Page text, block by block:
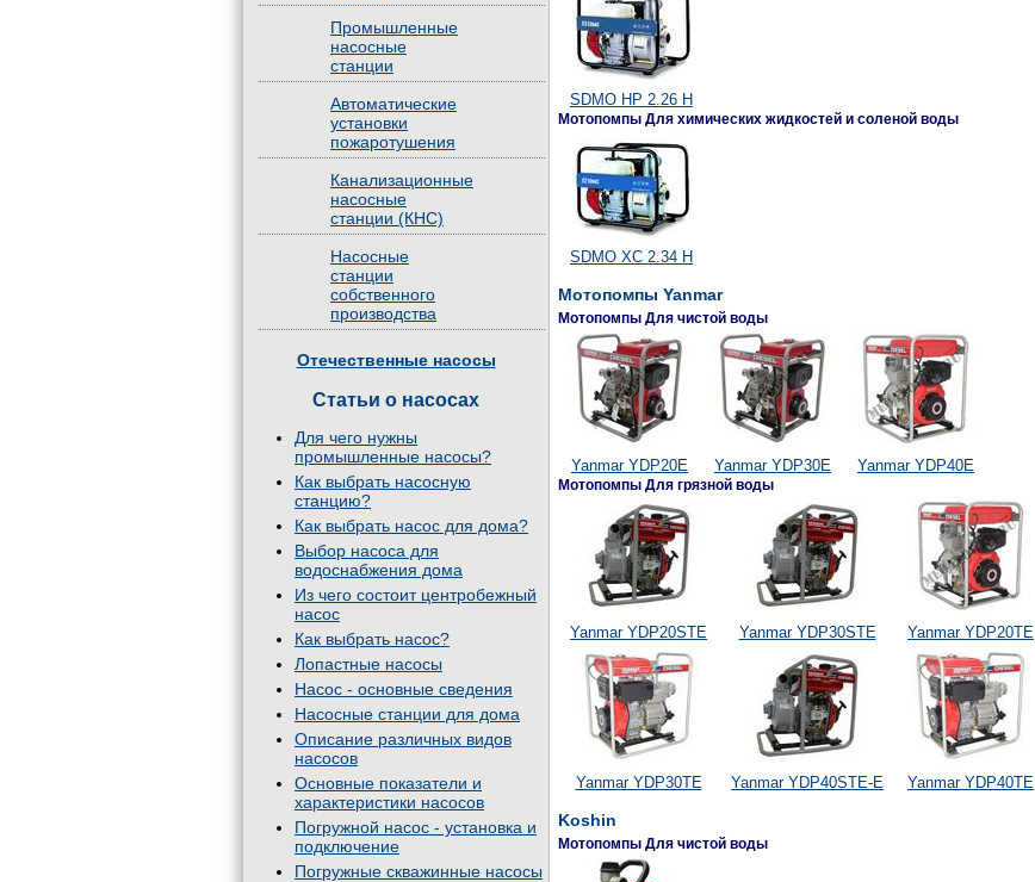
Промышленные
насосные
станции
Автоматические
установки
пожаротушения
Канализационные
насосные
станции (КНС)
Насосные
станции
собственного
производства
Отечественные насосы
Статьи о насосах
Для чего нужны
промышленные насосы?
Как выбрать насосную
станцию?
Как выбрать насос для дома?
Выбор насоса для
водоснабжения дома
Из чего состоит центробежный
насос
Как выбрать насос?
Лопастные насосы
Насос - основные сведения
Насосные станции для дома
Описание различных видов
насосов
Основные показатели и
характеристики насосов
Погружной насос - установка и
подключение
Погружные скважинные насосы
SDMO HP 2.26 H
Мотопомпы Для химических жидкостей и соленой воды
SDMO XC 2.34 H
Мотопомпы Yanmar
Мотопомпы Для чистой воды
Yanmar YDP20E Yanmar YDP30E Yanmar YDP40E
Мотопомпы Для грязной воды
Yanmar YDP20STE Yanmar YDP30STE Yanmar YDP20TE
Yanmar YDP30TE Yanmar YDP40STE-E Yanmar YDP40TE
Koshin
Мотопомпы Для чистой воды